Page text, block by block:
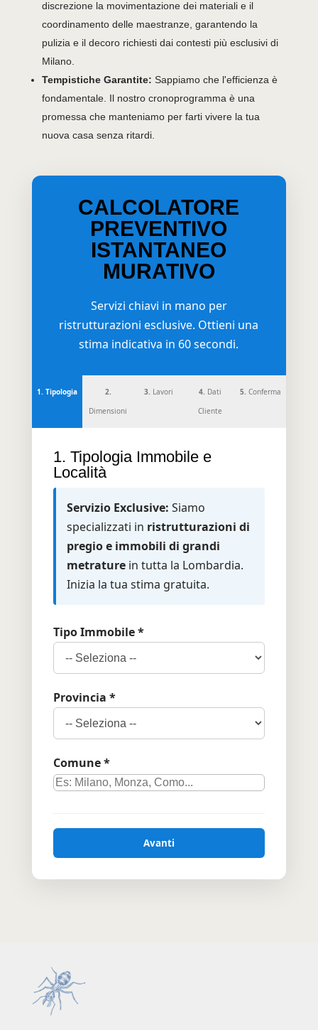
discrezione la movimentazione dei materiali e il
coordinamento delle maestranze, garantendo la
pulizia e il decoro richiesti dai contesti più esclusivi di
Milano.
Tempistiche Garantite: Sappiamo che l'efficienza è
fondamentale. Il nostro cronoprogramma è una
promessa che manteniamo per farti vivere la tua
nuova casa senza ritardi.
CALCOLATORE
PREVENTIVO
ISTANTANEO
MURATIVO
Servizi chiavi in mano per
ristrutturazioni esclusive. Ottieni una
stima indicativa in 60 secondi.
1. Tipologia
2.
Dimensioni
3. Lavori 4. Dati
Cliente
5. Conferma
1. Tipologia Immobile e
Località
Servizio Exclusive: Siamo
specializzati in ristrutturazioni di
pregio e immobili di grandi
metraturein tutta la Lombardia.
Inizia la tua stima gratuita.
Tipo Immobile *
Provincia *
Comune *
Avanti